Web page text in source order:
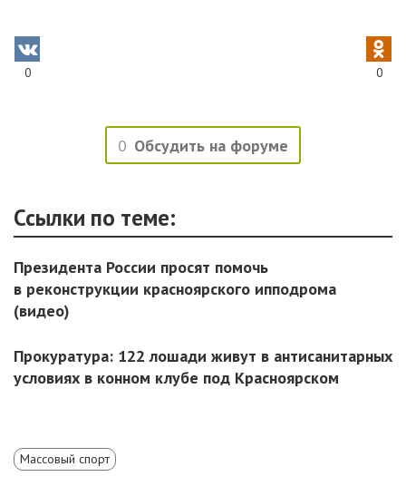
0 0
0 Обсудить на форуме
Ссылки по теме:
Президента России просят помочь
в реконструкции красноярского ипподрома
(видео)
Прокуратура: 122 лошади живут в антисанитарных
условиях в конном клубе под Красноярском
Массовый спорт